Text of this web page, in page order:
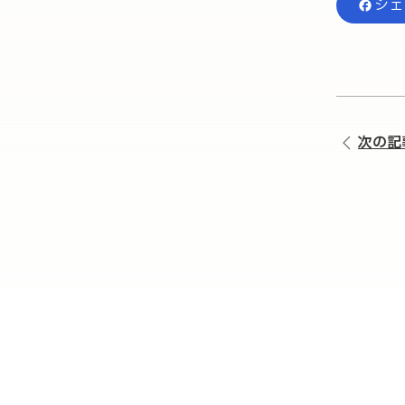
シ
次の